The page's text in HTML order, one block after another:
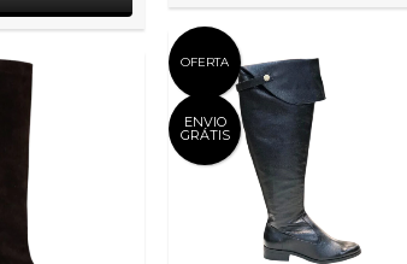
OFERTA
ENVIO
GRÁTIS